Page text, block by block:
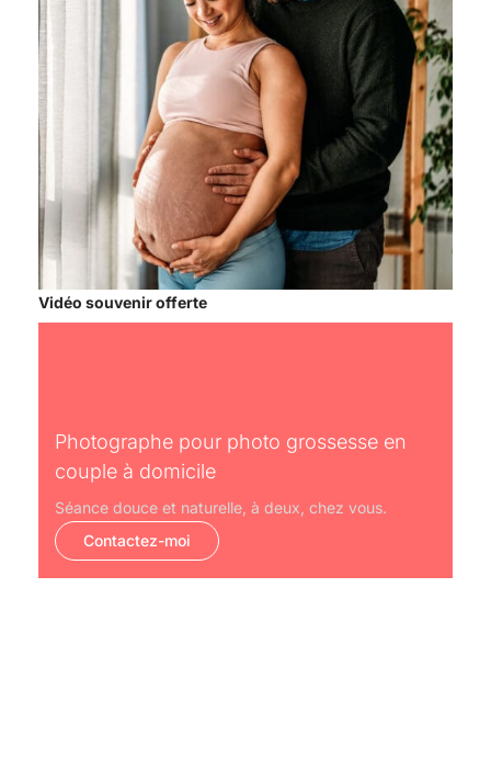
Vidéo souvenir offerte
Photographe pour photo grossesse en
couple à domicile
Séance douce et naturelle, à deux, chez vous.
Contactez-moi